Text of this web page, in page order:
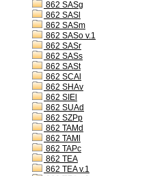
862 SASg
862 SASl
862 SASm
862 SASo v.1
862 SASr
862 SASs
862 SASt
862 SCAl
862 SHAv
862 SIEl
862 SUAd
862 SZPp
862 TAMd
862 TAMl
862 TAPc
862 TEA
862 TEA v.1